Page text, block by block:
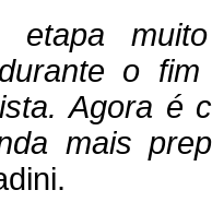
etapa
o
Agora é
mais